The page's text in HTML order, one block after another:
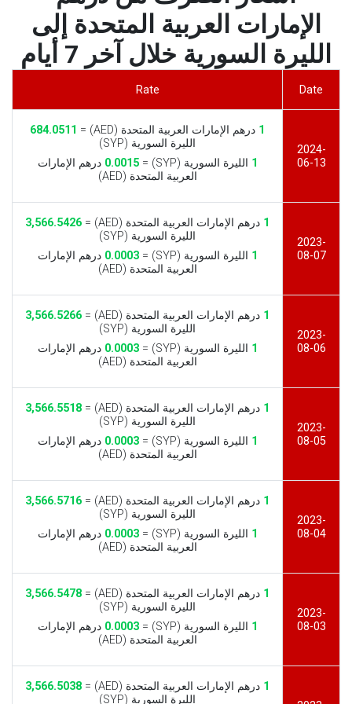
الإمارات العربية المتحدة إلى
الليرة السورية خلال آخر 7 أيام
Date
Rate
2024-
06-13
1 درهم الإمارات العربية المتحدة (AED) =
684.0511
الليرة السورية (SYP)
1 الليرة السورية (SYP) = 0.0015 درهم الإمارات
العربية المتحدة (AED)
2023-
08-07
1 درهم الإمارات العربية المتحدة (AED) =
3,566.5426
الليرة السورية (SYP)
1 الليرة السورية (SYP) = 0.0003 درهم الإمارات
العربية المتحدة (AED)
2023-
08-06
1 درهم الإمارات العربية المتحدة (AED) =
3,566.5266
الليرة السورية (SYP)
1 الليرة السورية (SYP) = 0.0003 درهم الإمارات
العربية المتحدة (AED)
2023-
08-05
1 درهم الإمارات العربية المتحدة (AED) =
3,566.5518
الليرة السورية (SYP)
1 الليرة السورية (SYP) = 0.0003 درهم الإمارات
العربية المتحدة (AED)
2023-
08-04
1 درهم الإمارات العربية المتحدة (AED) =
3,566.5716
الليرة السورية (SYP)
1 الليرة السورية (SYP) = 0.0003 درهم الإمارات
العربية المتحدة (AED)
2023-
08-03
1 درهم الإمارات العربية المتحدة (AED) =
3,566.5478
الليرة السورية (SYP)
1 الليرة السورية (SYP) = 0.0003 درهم الإمارات
العربية المتحدة (AED)
1 درهم الإمارات العربية المتحدة (AED) =
3,566.5038
الليرة السورية (SYP)